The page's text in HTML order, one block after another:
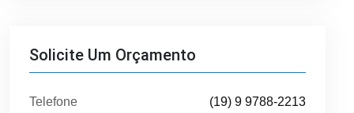
Solicite Um Orçamento
Telefone (19) 9 9788-2213